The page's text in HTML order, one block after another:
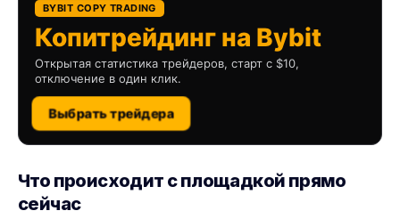
BYBIT COPY TRADING
Копитрейдинг на Bybit
Открытая статистика трейдеров, старт с $10,
отключение в один клик.
Выбрать трейдера
Что происходит с площадкой прямо
сейчас